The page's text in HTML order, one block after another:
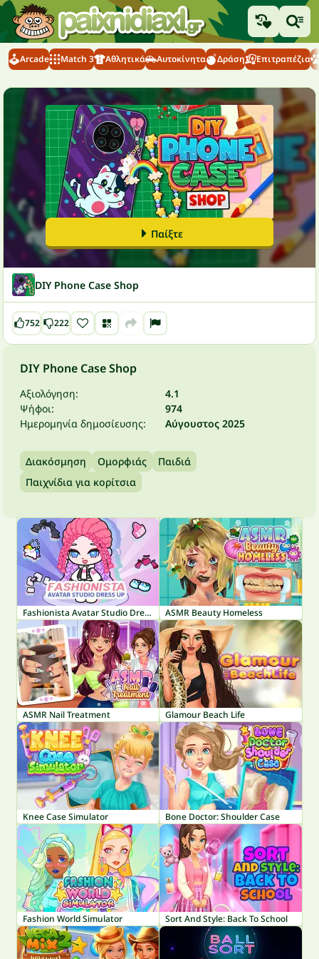
Arcade Match 3 Αθλητικά Αυτοκίνητα Δράση Επιτραπέζια
Παίξτε
DIY Phone Case Shop
752 222
DIY Phone Case Shop
Αξιολόγηση:
4.1
Ψήφοι:
974
Ημερομηνία δημοσίευσης:
Αύγουστος 2025
Διακόσμηση Ομορφιάς
Παιδιά
Παιχνίδια για κορίτσια
Fashionista Avatar Studio Dress Up ASMR Beauty Homeless
ASMR Nail Treatment Glamour Beach Life
Knee Case Simulator Bone Doctor: Shoulder Case
Fashion World Simulator Sort And Style: Back To School